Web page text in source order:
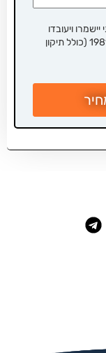
ויעובדו
בהתאם לחוק הגנת הפרטיות, התשמ"א–1981 (כולל תיקון